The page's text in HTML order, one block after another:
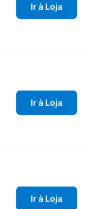
Ir à Loja
Ir à Loja
Ir à Loja